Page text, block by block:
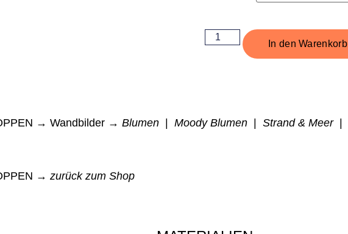
In den Warenkorb
→ Wandbilder → Blumen Moody Blumen Strand & Meer|
→ zurück zum Shop